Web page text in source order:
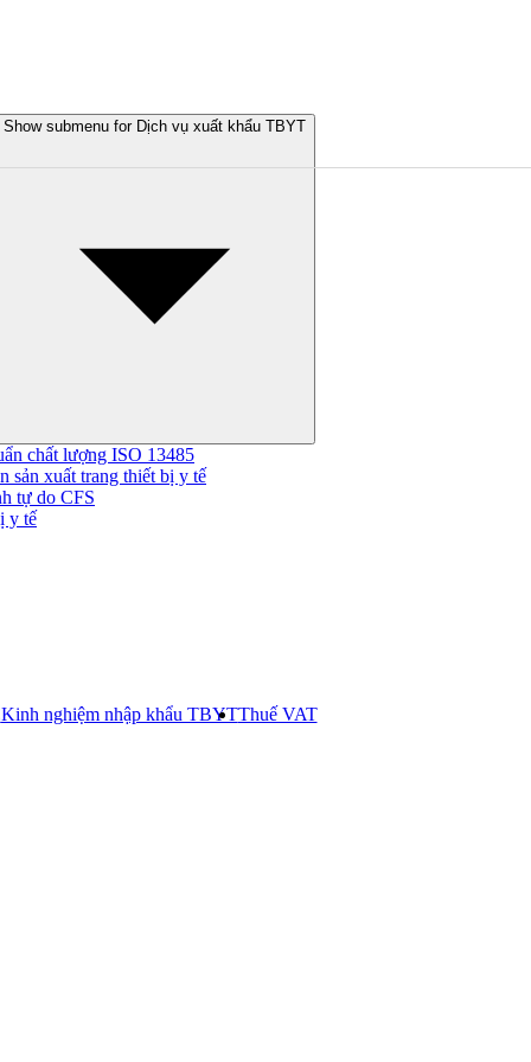
Show submenu for Dịch vụ xuất khẩu TBYT
chất lượng ISO 13485
sản xuất trang thiết bị y tế
tự do CFS
y tế
Kinh nghiệm nhập khẩu TBYTThuế VAT